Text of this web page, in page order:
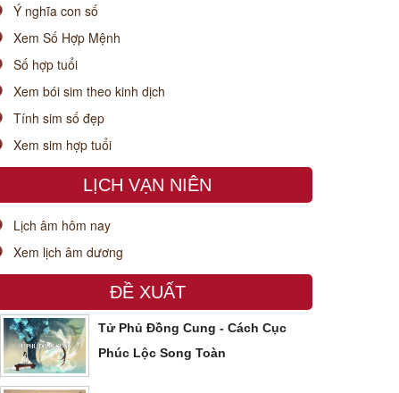
Ý nghĩa con số
Xem Số Hợp Mệnh
Số hợp tuổi
Xem bói sim theo kinh dịch
Tính sim số đẹp
Xem sim hợp tuổi
LỊCH VẠN NIÊN
Lịch âm hôm nay
Xem lịch âm dương
ĐỀ XUẤT
Tử Phủ Đồng Cung - Cách Cục
Phúc Lộc Song Toàn